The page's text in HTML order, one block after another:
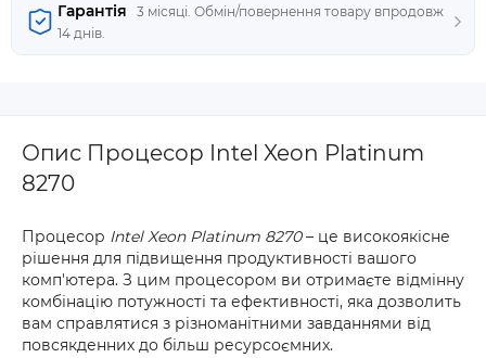
Гарантія
3 місяці. Обмін/повернення товару впродовж
14 днів.
Опис Процесор Intel Xeon Platinum
8270
Процесор Intel Xeon Platinum 8270– це високоякісне
рішення для підвищення продуктивності вашого
комп'ютера. З цим процесором ви отримаєте відмінну
комбінацію потужності та ефективності, яка дозволить
вам справлятися з різноманітними завданнями від
повсякденних до більш ресурсоємних.